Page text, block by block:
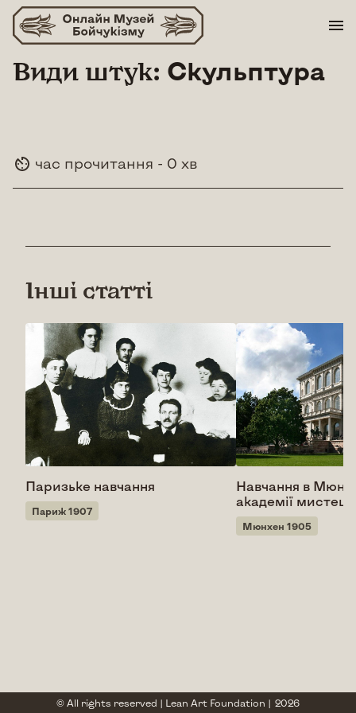
Skip
content
Види штук: Скульптура
час прочитання - 0 хв
Інші статті
Паризьке навчання
Париж 1907
Навчання в
академії
Мюнхен 1905
© All rights reserved | Lean Art Foundation | 2026